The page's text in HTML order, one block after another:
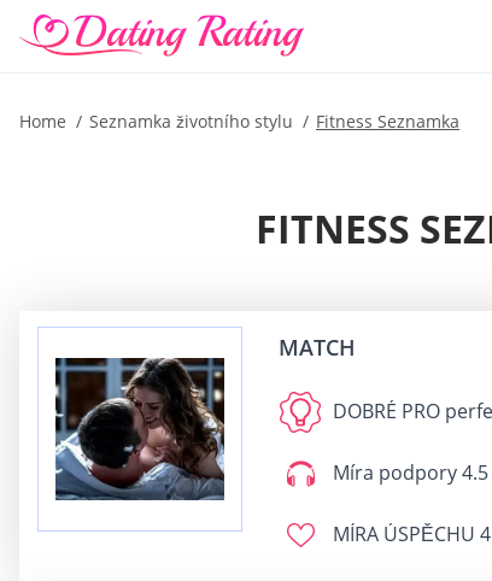
Home Seznamka životního stylu Fitness Seznamka
FITNESS
MATCH
DOBRÉ PRO
Míra podpory
MÍRA ÚSPĚCHU